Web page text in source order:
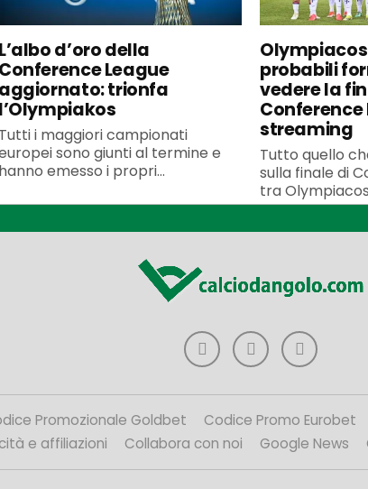
L’albo d’oro della
Conference League
aggiornato: trionfa
l’Olympiakos
Tutti i maggiori campionati
sono giunti al termine e
hanno emesso i propri...
probabili
vedere la
Conference
streaming
Tutto quello
sulla finale di
tra Olympiacos
Promozionale Goldbet Codice Promo Eurobet
e affiliazioni
Collabora con noi Google News